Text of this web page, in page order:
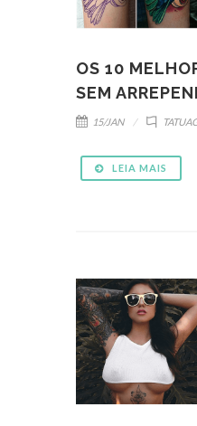
OS 10
SEM
15/JAN
LEIA MAIS